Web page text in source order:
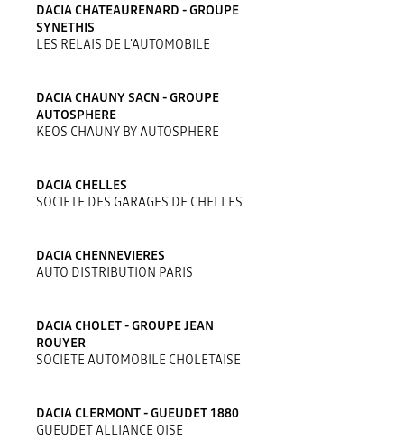
DACIA CHATEAURENARD - GROUPE
SYNETHIS
LES RELAIS DE L'AUTOMOBILE
DACIA CHAUNY SACN - GROUPE
AUTOSPHERE
KEOS CHAUNY BY AUTOSPHERE
DACIA CHELLES
SOCIETE DES GARAGES DE CHELLES
DACIA CHENNEVIERES
AUTO DISTRIBUTION PARIS
DACIA CHOLET - GROUPE JEAN
ROUYER
SOCIETE AUTOMOBILE CHOLETAISE
DACIA CLERMONT - GUEUDET 1880
GUEUDET ALLIANCE OISE